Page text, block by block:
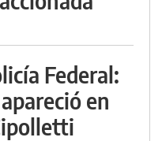
Federal:
en